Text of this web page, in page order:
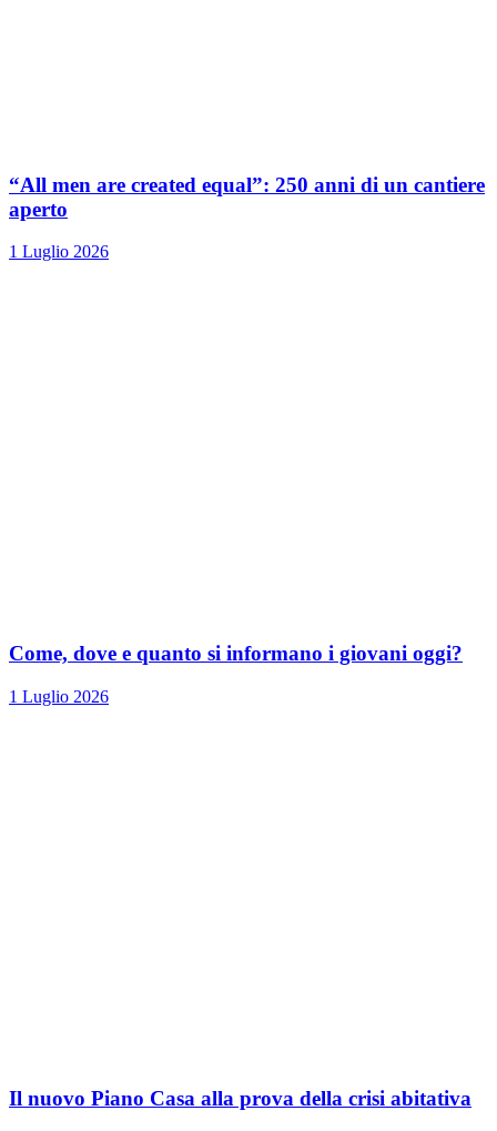
“All men are created equal”: 250 anni di un cantiere
aperto
1 Luglio 2026
Come, dove e quanto si informano i giovani oggi?
1 Luglio 2026
Il nuovo Piano Casa alla prova della crisi abitativa